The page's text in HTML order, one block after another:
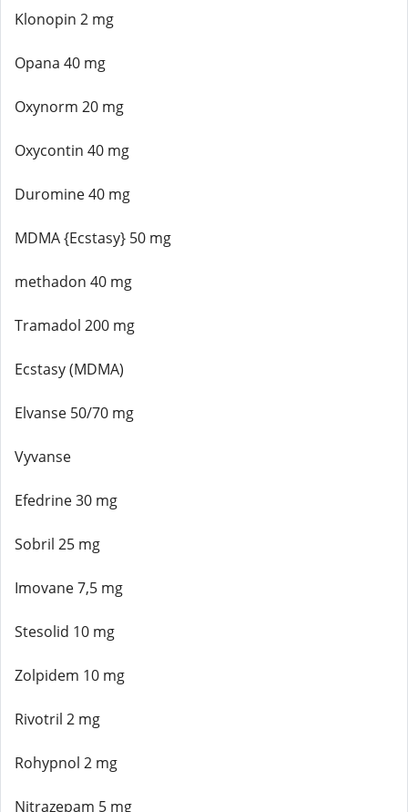
Klonopin 2 mg
Opana 40 mg
Oxynorm 20 mg
Oxycontin 40 mg
Duromine 40 mg
MDMA {Ecstasy} 50 mg
methadon 40 mg
Tramadol 200 mg
Ecstasy (MDMA)
Elvanse 50/70 mg
Vyvanse
Efedrine 30 mg
Sobril 25 mg
Imovane 7,5 mg
Stesolid 10 mg
Zolpidem 10 mg
Rivotril 2 mg
Rohypnol 2 mg
Nitrazepam 5 mg